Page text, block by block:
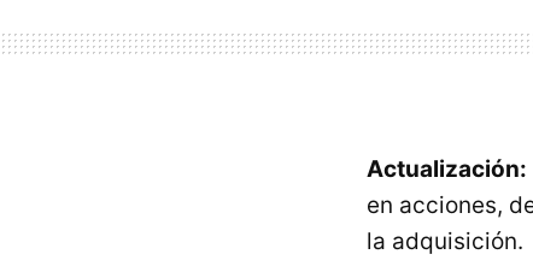
Actualización:
en acciones,
la adquisición.